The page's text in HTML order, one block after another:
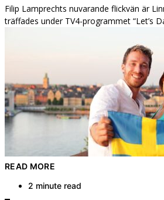
Filip Lamprechts nuvarande flickvän är
träffades under TV4-programmet “Let’s
READ MORE
2 minute read